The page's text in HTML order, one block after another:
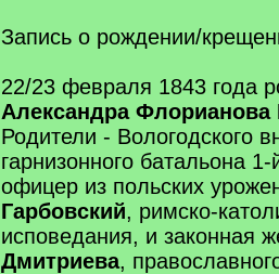
Запись о рождении/
22/23 февраля 1843 года
Александра Флорианова
Родители - Вологодского
гарнизонного батальона
офицер из польских
Гарбовский, римско-
исповедания, и законная
Дмитриева,